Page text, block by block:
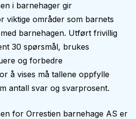
i barnehager gir
viktige områder som barnets
barnehagen. Utført frivillig
30 spørsmål, brukes
og forbedre
å vises må tallene oppfylle
antall svar og svarprosent.
for Orrestien barnehage AS er